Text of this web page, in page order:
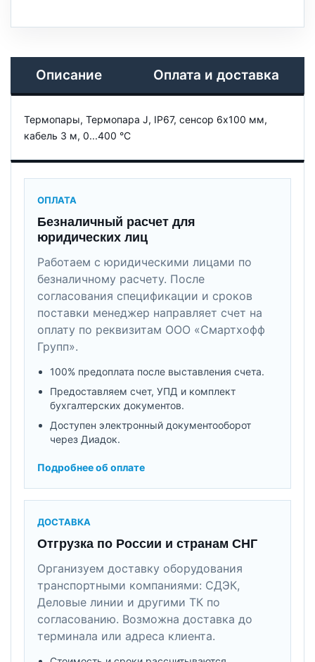
Описание Оплата и доставка
Термопары, Термопара J, IP67, сенсор 6x100 мм,
кабель 3 м, 0...400 °C
ОПЛАТА
Безналичный расчет для
юридических лиц
Работаем с юридическими лицами по
безналичному расчету. После
согласования спецификации и сроков
поставки менеджер направляет счет на
оплату по реквизитам ООО «Смартхофф
Групп».
100% предоплата после выставления счета.
Предоставляем счет, УПД и комплект
бухгалтерских документов.
Доступен электронный документооборот
через Диадок.
Подробнее об оплате
ДОСТАВКА
Отгрузка по России и странам СНГ
Организуем доставку оборудования
транспортными компаниями: СДЭК,
Деловые линии и другими ТК по
согласованию. Возможна доставка до
терминала или адреса клиента.